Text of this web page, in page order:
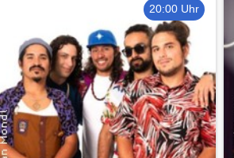
20:00 Uhr